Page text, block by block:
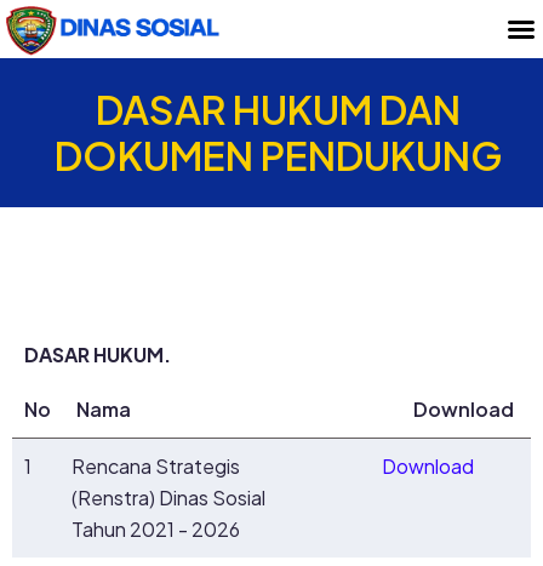
DASAR HUKUM DAN
DOKUMEN PENDUKUNG
DASAR HUKUM.
No Nama Download
1
Rencana Strategis
(Renstra) Dinas Sosial
Tahun 2021 - 2026
Download